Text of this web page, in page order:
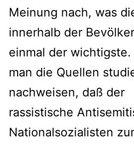
Meinung nach, was
innerhalb der
einmal der
man die Quellen
nachweisen, daß der
rassistische
Nationalsozialisten